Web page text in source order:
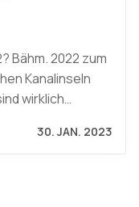
Bähm. 2022 zum
Kanalinseln
wirklich…
30. JAN. 2023